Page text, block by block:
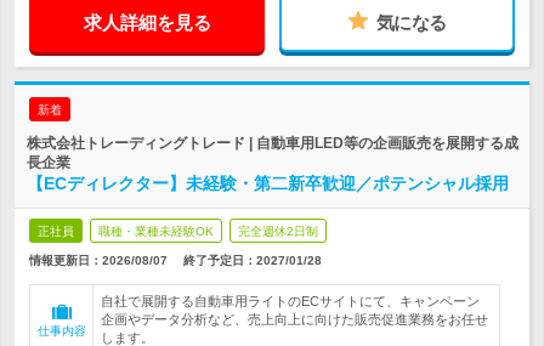
求人詳細を見る 気になる
新着
株式会社トレーディングトレード | 自動車用LED等の企画販売を展開する成
長企業
【ECディレクター】未経験・第二新卒歓迎／ポテンシャル採用
正社員 職種・業種未経験OK 完全週休2日制
情報更新日：2026/08/07 終了予定日： 2027/01/28
仕事内容
自社で展開する自動車用ライトのECサイトにて、キャンペーン
企画やデータ分析など、売上向上に向けた販売促進業務をお任せ
します。